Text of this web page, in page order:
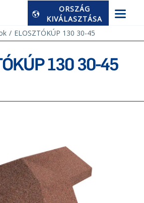
ORSZÁG
KIVÁLASZTÁSA
ELOSZTÓKÚP 130 30-45
130 30-45